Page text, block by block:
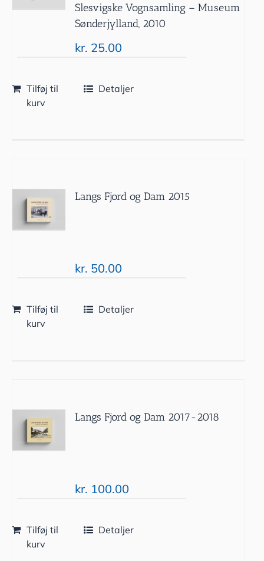
Slesvigske Vognsamling – Museum
Sønderjylland, 2010
kr. 25.00
Tilføj til
kurv
Detaljer
Langs Fjord og Dam 2015
kr. 50.00
Tilføj til
kurv
Detaljer
Langs Fjord og Dam 2017-2018
kr. 100.00
Tilføj til
kurv
Detaljer